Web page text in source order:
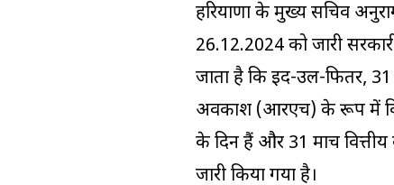
हरियाणा के मुख्य सचिव
26.12.2024 को जारी
जाता है कि ईद-उल-फितर, 31
अवकाश (आरएच) के रूप में
के दिन हैं और 31 मार्च
जारी किया गया है।